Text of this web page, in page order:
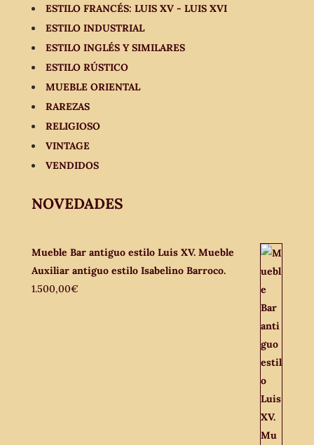
ESTILO FRANCÉS: LUIS XV - LUIS XVI
ESTILO INDUSTRIAL
ESTILO INGLÉS Y SIMILARES
ESTILO RÚSTICO
MUEBLE ORIENTAL
RAREZAS
RELIGIOSO
VINTAGE
VENDIDOS
NOVEDADES
Mueble Bar antiguo estilo Luis XV. Mueble
Auxiliar antiguo estilo Isabelino Barroco.
1.500,00€